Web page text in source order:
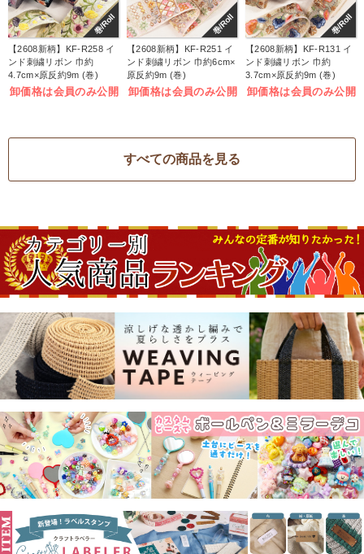
巻/Roll
【2608新柄】KF-R258 イ
ンド刺繍リボン 巾約
4.7cm×原反約9m (巻)
卸価格は会員のみ公開
巻/Roll
【2608新柄】KF-R251 イ
ンド刺繍リボン 巾約6cm×
原反約9m (巻)
卸価格は会員のみ公開
巻/Roll
【2608新柄】KF-R131 イ
ンド刺繍リボン 巾約
3.7cm×原反約9m (巻)
卸価格は会員のみ公開
すべての商品を見る